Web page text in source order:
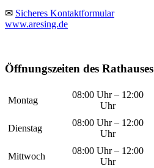
✉ Sicheres Kontaktformular
www.aresing.de
Öffnungszeiten des Rathauses
Montag
08:00 Uhr – 12:00
Uhr
Dienstag
08:00 Uhr – 12:00
Uhr
Mittwoch
08:00 Uhr – 12:00
Uhr